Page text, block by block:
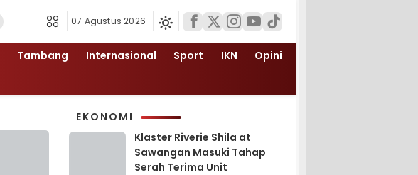
07 Agustus 2026
Tambang Internasional Sport IKN
Opini
EKONOMI
Klaster Riverie Shila at
Sawangan Masuki Tahap
Serah Terima Unit